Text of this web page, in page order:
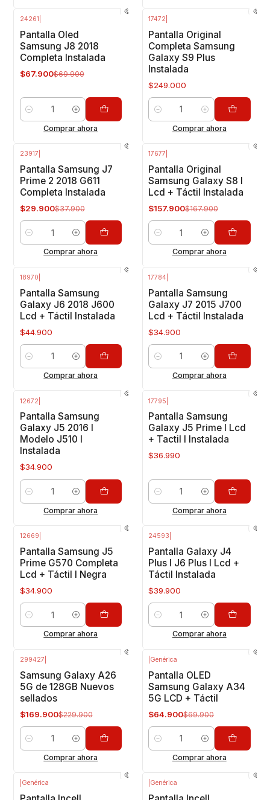
24261
Pantalla Oled
Samsung J8 2018
Completa Instalada
$67.900$69.900
Cantidad
Comprar ahora
17472
Pantalla Original
Completa Samsung
Galaxy S9 Plus
Instalada
$249.000
Cantidad
Comprar ahora
23917
Pantalla Samsung J7
Prime 2 2018 G611
Completa Instalada
$29.900$37.900
Cantidad
Comprar ahora
17677
Pantalla Original
Samsung Galaxy S8 I
Lcd + Táctil Instalada
$157.900$167.900
Cantidad
Comprar ahora
18970
Pantalla Samsung
Galaxy J6 2018 J600
Lcd + Táctil Instalada
$44.900
Cantidad
Comprar ahora
17784
Pantalla Samsung
Galaxy J7 2015 J700
Lcd + Táctil Instalada
$34.900
Cantidad
Comprar ahora
12672
Pantalla Samsung
Galaxy J5 2016 I
Modelo J510 I
Instalada
$34.900
Cantidad
Comprar ahora
17795
Pantalla Samsung
Galaxy J5 Prime I Lcd
+ Tactil I Instalada
$36.990
Cantidad
Comprar ahora
12669
Pantalla Samsung J5
Prime G570 Completa
Lcd + Táctil I Negra
$34.900
Cantidad
Comprar ahora
24593
Pantalla Galaxy J4
Plus I J6 Plus I Lcd +
Táctil Instalada
$39.900
Cantidad
Comprar ahora
299427
Samsung Galaxy A26
5G de 128GB Nuevos
sellados
$169.900$229.900
Cantidad
Comprar ahora
Genérica
Pantalla OLED
Samsung Galaxy A34
5G LCD + Táctil
$64.900$69.900
Cantidad
Comprar ahora
Genérica Genérica